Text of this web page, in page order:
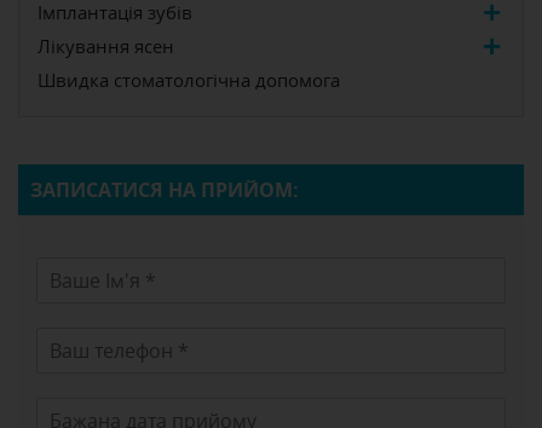
Імплантація зубів
Лікування ясен
Швидка стоматологічна допомога
ЗАПИСАТИСЯ НА ПРИЙОМ: